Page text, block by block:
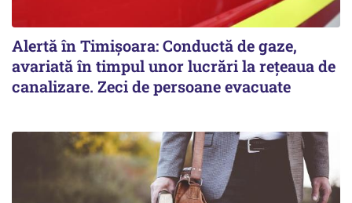
Alertă în Timișoara: Conductă de gaze,
avariată în timpul unor lucrări la rețeaua de
canalizare. Zeci de persoane evacuate